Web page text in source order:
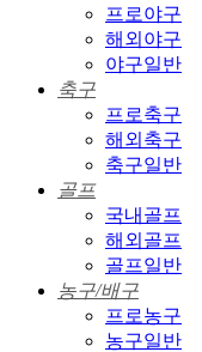
프로야구
해외야구
야구일반
축구
프로축구
해외축구
축구일반
골프
국내골프
해외골프
골프일반
농구/배구
프로농구
농구일반